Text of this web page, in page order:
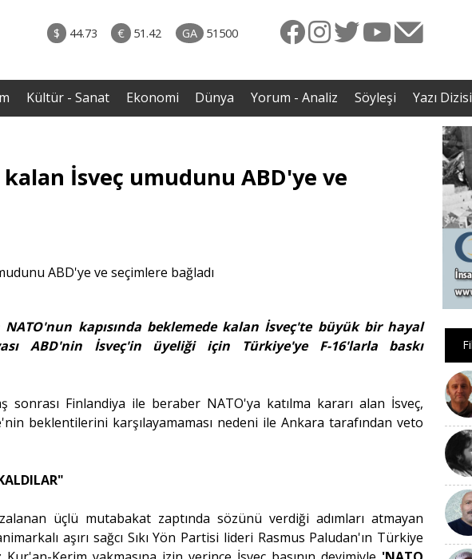
$ 44.73 € 51.42 GA 51500
bütün
geri tepmeye
Eş Çakırgil
06.08.2026 • Yorum - Analiz
• İnsan Haklarının Hakkettiği İlgi ve Hakketmediği
İlgisizlik|Zeki Savaş
Kültür - Sanat Ekonomi Dünya Yorum - Analiz Söyleşi Yazı Dizisi
İsveç umudunu ABD'ye ve
NATO'nun kapısında beklemede kalan İsveç'te büyük bir hayal
ABD'nin İsveç'in üyeliği için Türkiye'ye F-16'larla baskı
sonrası Finlandiya ile beraber NATO'ya katılma kararı alan İsveç,
beklentilerini karşılayamaması nedeni ile Ankara tarafından veto
üçlü mutabakat zaptında sözünü verdiği adımları atmayan
aşırı sağcı Sıkı Yön Partisi lideri Rasmus Paludan'ın Türkiye